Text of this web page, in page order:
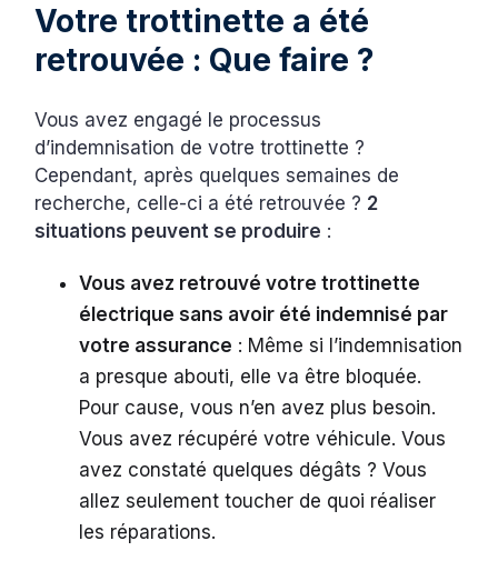
Votre trottinette a été
retrouvée : Que faire ?
Vous avez engagé le processus
d’indemnisation de votre trottinette ?
Cependant, après quelques semaines de
recherche, celle-ci a été retrouvée ? 2
situations peuvent se produire :
Vous avez retrouvé votre trottinette
électrique sans avoir été indemnisé par
votre assurance : Même si l’indemnisation
a presque abouti, elle va être bloquée.
Pour cause, vous n’en avez plus besoin.
Vous avez récupéré votre véhicule. Vous
avez constaté quelques dégâts ? Vous
allez seulement toucher de quoi réaliser
les réparations.